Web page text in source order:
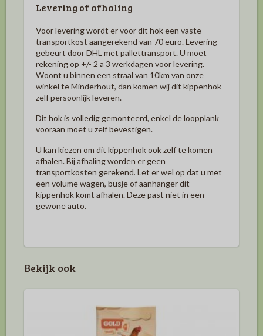
Levering of afhaling
Voor levering wordt er voor dit hok een vaste
transportkost aangerekend van 70 euro. Levering
gebeurt door DHL met pallettransport. U moet
rekening op +/- 2 a 3 werkdagen voor levering.
Woont u binnen een straal van 10km van onze
winkel te Minderhout, dan komen wij dit kippenhok
zelf persoonlijk leveren.
Dit hok is volledig gemonteerd, enkel de loopplank
vooraan moet u zelf bevestigen.
U kan kiezen om dit kippenhok ook zelf te komen
afhalen. Bij afhaling worden er geen
transportkosten gerekend. Let er wel op dat u met
een volume wagen, busje of aanhanger dit
kippenhok komt afhalen. Deze past niet in een
gewone auto.
Bekijk ook